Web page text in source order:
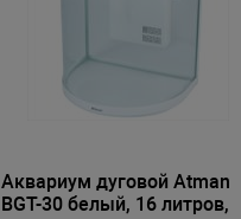
Аквариум дуговой Atman
BGT-30 белый, 16 литров,